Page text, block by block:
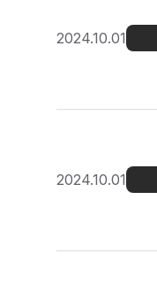
2024.10.01
2024.10.01